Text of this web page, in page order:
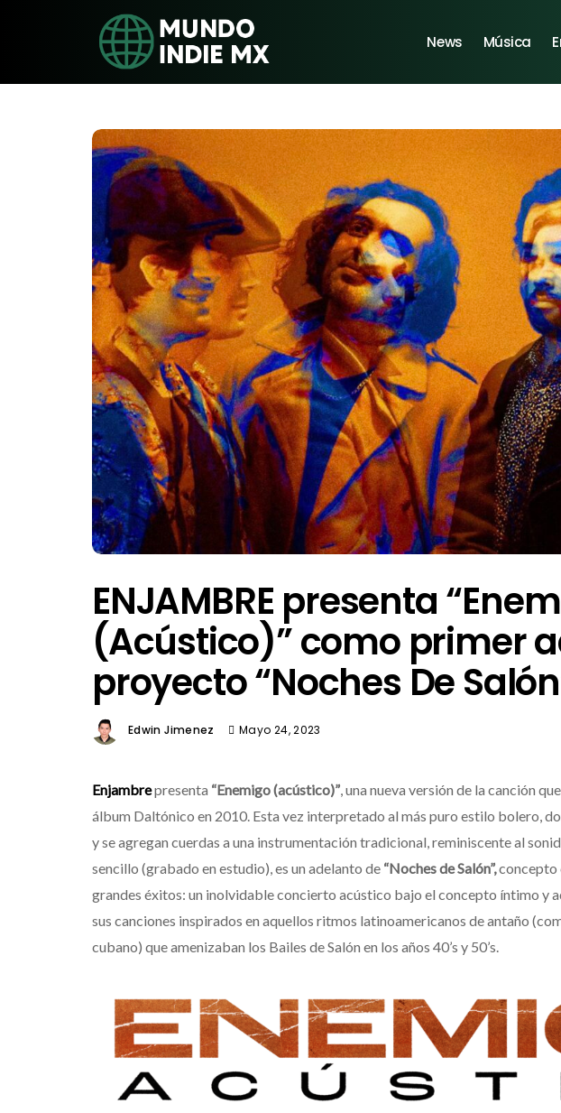
News Música
ENJAMBRE presenta
(Acústico)” como primer
proyecto “Noches De
Edwin Jimenez Mayo 24, 2023
Enjambrepresenta “Enemigo (acústico)”, una nueva versión de la canción
álbum Daltónico en 2010. Esta vez interpretado al más puro estilo bolero,
y se agregan cuerdas a una instrumentación tradicional, reminiscente al
sencillo (grabado en estudio), es un adelanto de “Noches de Salón”,concepto
grandes éxitos: un inolvidable concierto acústico bajo el concepto íntimo y
sus canciones inspirados en aquellos ritmos latinoamericanos de antaño
cubano) que amenizaban los Bailes de Salón en los años 40’s y 50’s.